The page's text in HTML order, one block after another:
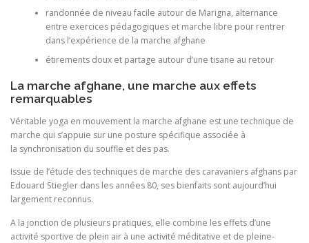
randonnée de niveau facile autour de Marigna, alternance
entre exercices pédagogiques et marche libre pour rentrer
dans l’expérience de la marche afghane
étirements doux et partage autour d’une tisane au retour
La marche afghane, une marche aux effets
remarquables
Véritable yoga en mouvement la marche afghane est une technique de
marche qui s’appuie sur une posture spécifique associée à
la synchronisation du souffle et des pas.
Issue de l’étude des techniques de marche des caravaniers afghans par
Edouard Stiegler dans les années 80, ses bienfaits sont aujourd’hui
largement reconnus.
A la jonction de plusieurs pratiques, elle combine les effets d’une
activité sportive de plein air à une activité méditative et de pleine-